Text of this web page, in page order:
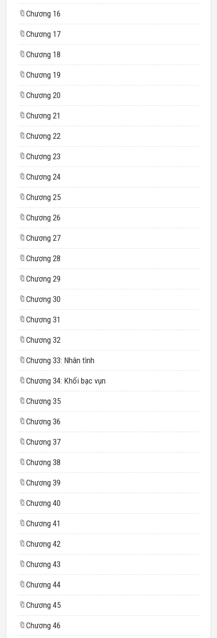
🔖 Chương 16
🔖 Chương 17
🔖 Chương 18
🔖 Chương 19
🔖 Chương 20
🔖 Chương 21
🔖 Chương 22
🔖 Chương 23
🔖 Chương 24
🔖 Chương 25
🔖 Chương 26
🔖 Chương 27
🔖 Chương 28
🔖 Chương 29
🔖 Chương 30
🔖 Chương 31
🔖 Chương 32
🔖 Chương 33: Nhân tình
🔖 Chương 34: Khối bạc vụn
🔖 Chương 35
🔖 Chương 36
🔖 Chương 37
🔖 Chương 38
🔖 Chương 39
🔖 Chương 40
🔖 Chương 41
🔖 Chương 42
🔖 Chương 43
🔖 Chương 44
🔖 Chương 45
🔖 Chương 46